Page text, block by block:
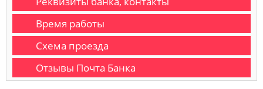
Время работы
Схема проезда
Отзывы Почта Банка